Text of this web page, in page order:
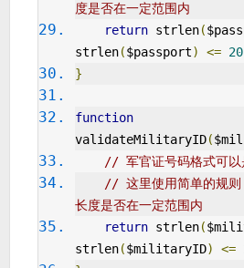
度是否在一定范围内
return strlen(
strlen($passport) <= 20
}
function
validateMilitaryID(
// 军官证号码格式可以
// 这里使用简单的规则
长度是否在一定范围内
return strlen(
strlen($militaryID) <=